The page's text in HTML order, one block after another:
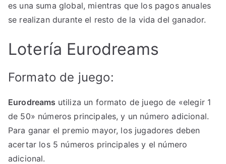
es una suma global, mientras que los pagos anuales
se realizan durante el resto de la vida del ganador.
Lotería Eurodreams
Formato de juego:
Eurodreams utiliza un formato de juego de «elegir 1
de 50» números principales, y un número adicional.
Para ganar el premio mayor, los jugadores deben
acertar los 5 números principales y el número
adicional.